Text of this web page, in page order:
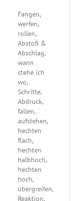
Fangen,
werfen,
rollen,
Abstoß &
Abschlag,
wann
stehe ich
wo,
Schritte,
Abdruck,
fallen,
aufstehen,
hechten
flach,
hechten
halbhoch,
hechten
hoch,
übergreifen,
Reaktion,